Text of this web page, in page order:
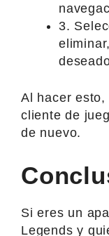
3.
Al hacer
cliente de
de nuevo.
Si eres un
Legends y